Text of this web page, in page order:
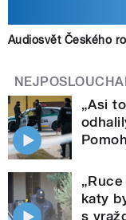
Audiosvět Českého
„Asi
katy
s